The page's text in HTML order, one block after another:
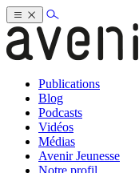
Publications
Blog
Podcasts
Vidéos
Médias
Avenir Jeunesse
Notre profil